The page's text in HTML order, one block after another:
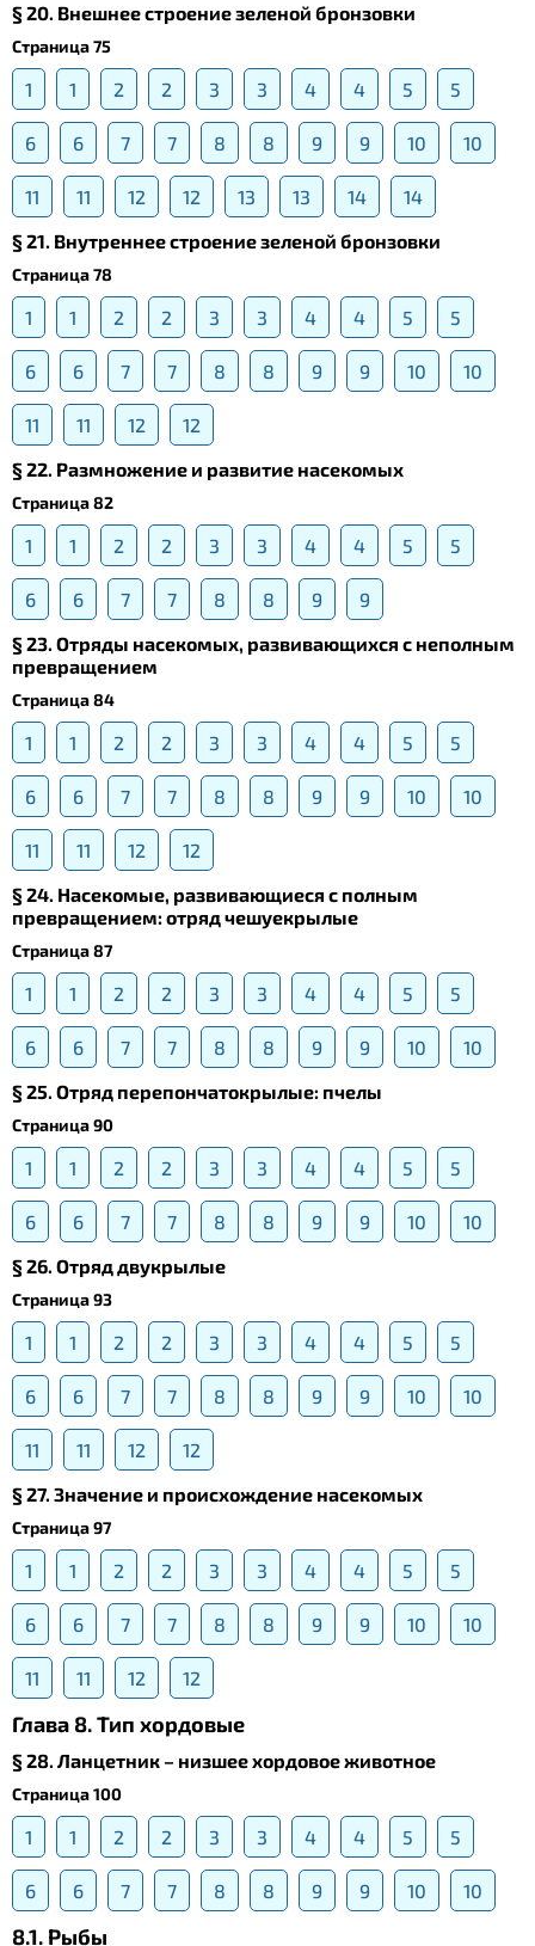
§ 20. Внешнее строение зеленой бронзовки
Страница 75
1 1 2 2 3 3 4 4 5 5
6 6 7 7 8 8 9 9 10 10
11 11 12 12 13 13 14
14
§ 21. Внутреннее строение зеленой бронзовки
Страница 78
1 1 2 2 3 3 4 4 5 5
6 6 7 7 8 8 9 9 10 10
11 11 12
12
§ 22. Размножение и развитие насекомых
Страница 82
1 1 2 2 3 3 4 4 5 5
6 6 7 7 8 8 9
9
§ 23. Отряды насекомых, развивающихся с неполным
превращением
Страница 84
1 1 2 2 3 3 4 4 5 5
6 6 7 7 8 8 9 9 10 10
11 11 12
12
§ 24. Насекомые, развивающиеся с полным
превращением: отряд чешуекрылые
Страница 87
1 1 2 2 3 3 4 4 5 5
6 6 7 7 8 8 9 9 10
10
§ 25. Отряд перепончатокрылые: пчелы
Страница 90
1 1 2 2 3 3 4 4 5 5
6 6 7 7 8 8 9 9 10
10
§ 26. Отряд двукрылые
Страница 93
1 1 2 2 3 3 4 4 5 5
6 6 7 7 8 8 9 9 10 10
11 11 12
12
§ 27. Значение и происхождение насекомых
Страница 97
1 1 2 2 3 3 4 4 5 5
6 6 7 7 8 8 9 9 10 10
11 11 12 12
Глава 8. Тип хордовые
§ 28. Ланцетник – низшее хордовое животное
Страница 100
1 1 2 2 3 3 4 4 5 5
6 6 7 7 8 8 9 9 10 10
8.1. Рыбы